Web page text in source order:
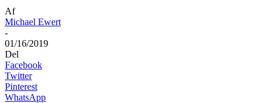
Af
Michael Ewert
-
01/16/2019
Del
Facebook
Twitter
Pinterest
WhatsApp